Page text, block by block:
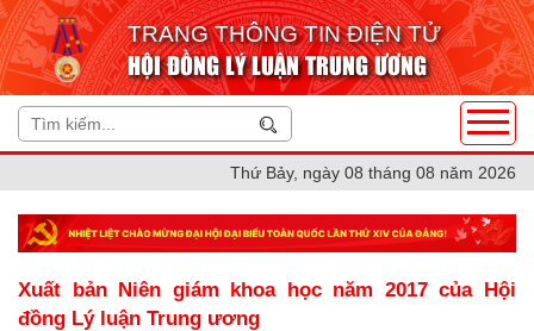
TRANG THÔNG TIN ĐIỆN TỬ
HỘI ĐỒNG LÝ LUẬN TRUNG ƯƠNG
Thứ Bảy, ngày 08 tháng 08 năm 2026
Xuất bản Niên giám khoa học năm 2017 của Hội
đồng Lý luận Trung ương